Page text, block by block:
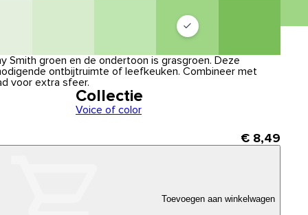
Smith groen en de ondertoon is grasgroen. Deze
ontbijtruimte of leefkeuken. Combineer met
voor extra sfeer.
Collectie
Voice of color
€ 8,49
Toevoegen aan winkelwagen